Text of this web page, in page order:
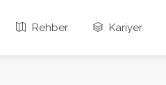
Rehber Kariyer